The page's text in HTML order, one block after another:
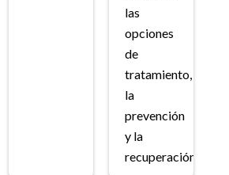
las
opciones
de
tratamiento,
la
prevención
y la
recuperación.